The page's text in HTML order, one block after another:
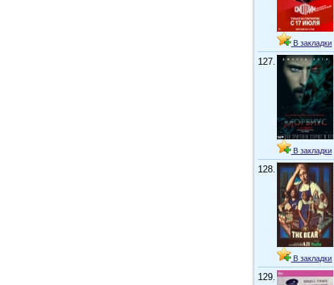
В закладки
127.
В закладки
128.
В закладки
129.